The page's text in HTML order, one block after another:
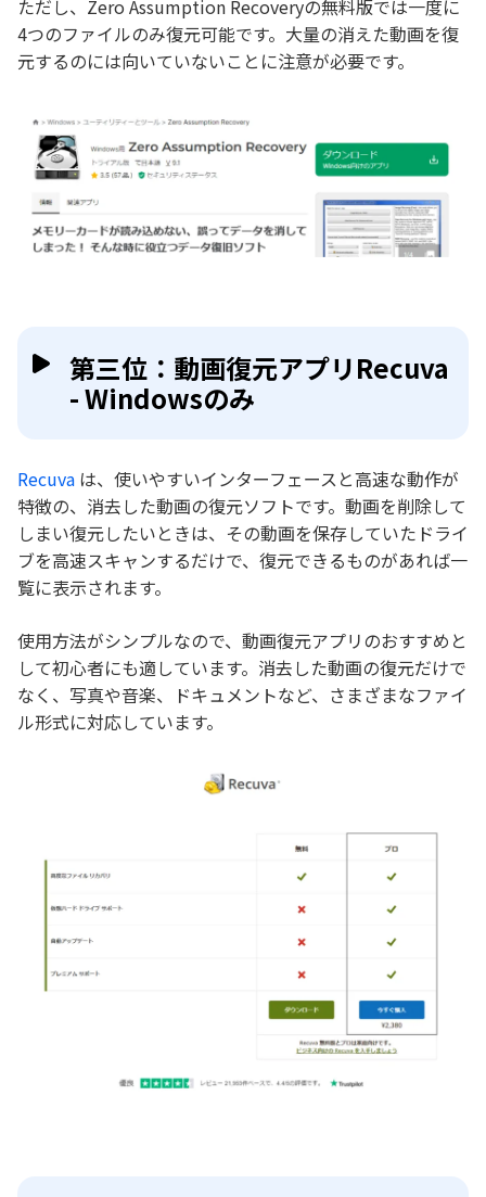
ただし、Zero Assumption Recoveryの無料版では一度に
4つのファイルのみ復元可能です。大量の消えた動画を復
元するのには向いていないことに注意が必要です。
第三位：動画復元アプリRecuva
- Windowsのみ
Recuva は、使いやすいインターフェースと高速な動作が
特徴の、消去した動画の復元ソフトです。動画を削除して
しまい復元したいときは、その動画を保存していたドライ
ブを高速スキャンするだけで、復元できるものがあれば一
覧に表示されます。
使用方法がシンプルなので、動画復元アプリのおすすめと
して初心者にも適しています。消去した動画の復元だけで
なく、写真や音楽、ドキュメントなど、さまざまなファイ
ル形式に対応しています。